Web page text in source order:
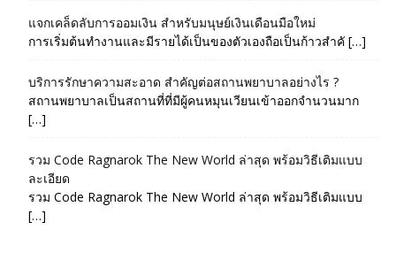
แจกเคล็ดลับการออมเงิน สำหรับมนุษย์เงินเดือนมือใหม่
การเริ่มต้นทำงานและมีรายได้เป็นของตัวเองถือเป็นก้าวสำคั […]
บริการรักษาความสะอาด สำคัญต่อสถานพยาบาลอย่างไร ?
สถานพยาบาลเป็นสถานที่ที่มีผู้คนหมุนเวียนเข้าออกจำนวนมาก
[…]
รวม Code Ragnarok The New World ล่าสุด พร้อมวิธีเติมแบบ
ละเอียด
รวม Code Ragnarok The New World ล่าสุด พร้อมวิธีเติมแบบ
[…]